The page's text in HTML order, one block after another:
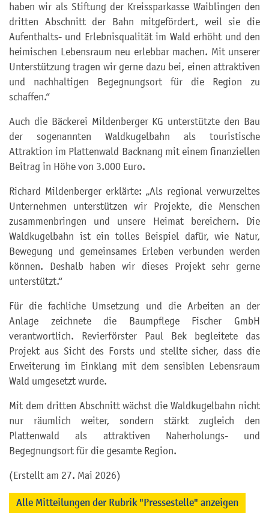
haben wir als Stiftung der Kreissparkasse Waiblingen den
dritten Abschnitt der Bahn mitgefördert, weil sie die
Aufenthalts- und Erlebnisqualität im Wald erhöht und den
heimischen Lebensraum neu erlebbar machen. Mit unserer
Unterstützung tragen wir gerne dazu bei, einen attraktiven
und nachhaltigen Begegnungsort für die Region zu
schaffen.“
Auch die Bäckerei Mildenberger KG unterstützte den Bau
der sogenannten Waldkugelbahn als touristische
Attraktion im Plattenwald Backnang mit einem finanziellen
Beitrag in Höhe von 3.000 Euro.
Richard Mildenberger erklärte: „Als regional verwurzeltes
Unternehmen unterstützen wir Projekte, die Menschen
zusammenbringen und unsere Heimat bereichern. Die
Waldkugelbahn ist ein tolles Beispiel dafür, wie Natur,
Bewegung und gemeinsames Erleben verbunden werden
können. Deshalb haben wir dieses Projekt sehr gerne
unterstützt.“
Für die fachliche Umsetzung und die Arbeiten an der
Anlage zeichnete die Baumpflege Fischer GmbH
verantwortlich. Revierförster Paul Bek begleitete das
Projekt aus Sicht des Forsts und stellte sicher, dass die
Erweiterung im Einklang mit dem sensiblen Lebensraum
Wald umgesetzt wurde.
Mit dem dritten Abschnitt wächst die Waldkugelbahn nicht
nur räumlich weiter, sondern stärkt zugleich den
Plattenwald als attraktiven Naherholungs- und
Begegnungsort für die gesamte Region.
(Erstellt am 27. Mai 2026)
Alle Mitteilungen der Rubrik "Pressestelle" anzeigen